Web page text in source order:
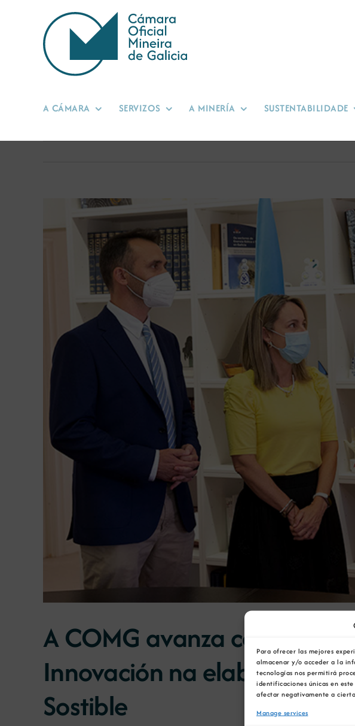
Para ofrecer las mejores
almacenar y/o acceder a la
tecnologías nos permitirá
identificaciones únicas en
afectar negativamente a
Manage services
A CÁMARA SERVIZOS A MINERÍA SUSTENTABILIDADE
Larger
Image
A COMG avanza coa
Innovación na elaboración
Sostible